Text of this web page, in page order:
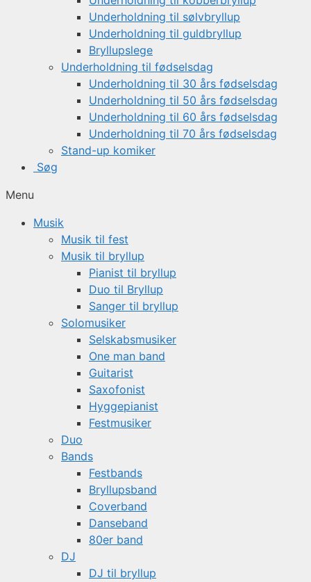
Underholdning til sølvbryllup
Underholdning til guldbryllup
Bryllupslege
Underholdning til fødselsdag
Underholdning til 30 års fødselsdag
Underholdning til 50 års fødselsdag
Underholdning til 60 års fødselsdag
Underholdning til 70 års fødselsdag
Stand-up komiker
Søg
Menu
Musik
Musik til fest
Musik til bryllup
Pianist til bryllup
Duo til Bryllup
Sanger til bryllup
Solomusiker
Selskabsmusiker
One man band
Guitarist
Saxofonist
Hyggepianist
Festmusiker
Duo
Bands
Festbands
Bryllupsband
Coverband
Danseband
80er band
DJ
DJ til bryllup